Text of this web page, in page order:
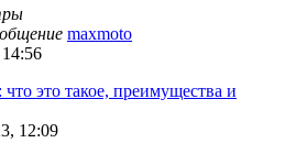
maxmoto
что это такое, преимущества и
12:09